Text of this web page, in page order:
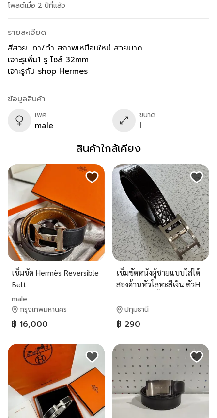
โพสต์เมื่อ 2 ปีที่แล้ว
รายละเอียด
สีสวย เทา/ดำ สภาพเหมือนใหม่ สวยมาก
เจาะรูเพิ่ม1 รู ไซส์ 32mm
ข้อมูลสินค้า
เพศ
male
ขนาด
l
สินค้าใกล้เคียง
เข็มขัด Hermès Reversible
Belt
male
กรุงเทพมหานคร
฿ 16,000
เข็มขัดหนังผู้ชายแบบใส่ได้
สองด้านหัวโลหะสีเงิน ตัวH
ปทุมธานี
฿ 290